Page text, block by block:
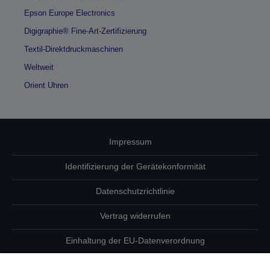
Epson Europe Electronics
Digigraphie® Fine-Art-Zertifizierung
Textil-Direktdruckmaschinen
Weltweit
Orient Uhren
Impressum
Identifizierung der Gerätekonformität
Datenschutzrichtlinie
Vertrag widerrufen
Einhaltung der EU-Datenverordnung